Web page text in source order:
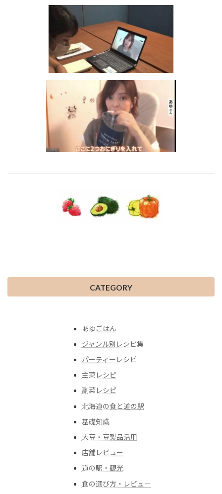
CATEGORY
あゆごはん
ジャンル別レシピ集
パーティーレシピ
主菜レシピ
副菜レシピ
北海道の食と道の駅
基礎知識
大豆・豆製品活用
店舗レビュー
道の駅・観光
食の選び方・レビュー